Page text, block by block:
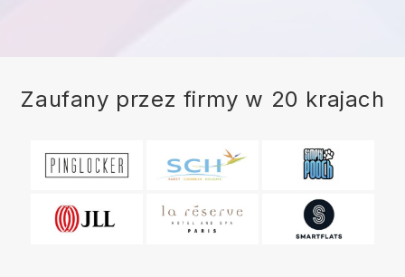
Zaufany przez firmy w 20 krajach